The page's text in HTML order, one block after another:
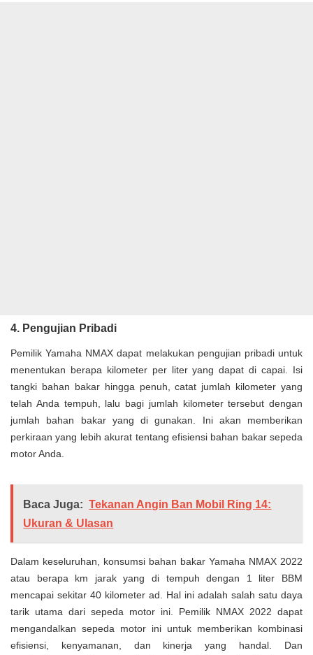
4. Pengujian Pribadi
Pemilik Yamaha NMAX dapat melakukan pengujian pribadi untuk
menentukan berapa kilometer per liter yang dapat di capai. Isi
tangki bahan bakar hingga penuh, catat jumlah kilometer yang
telah Anda tempuh, lalu bagi jumlah kilometer tersebut dengan
jumlah bahan bakar yang di gunakan. Ini akan memberikan
perkiraan yang lebih akurat tentang efisiensi bahan bakar sepeda
motor Anda.
Baca Juga: Tekanan Angin Ban Mobil Ring 14:
Ukuran & Ulasan
Dalam keseluruhan, konsumsi bahan bakar Yamaha NMAX 2022
atau berapa km jarak yang di tempuh dengan 1 liter BBM
mencapai sekitar 40 kilometer ad. Hal ini adalah salah satu daya
tarik utama dari sepeda motor ini. Pemilik NMAX 2022 dapat
mengandalkan sepeda motor ini untuk memberikan kombinasi
efisiensi, kenyamanan, dan kinerja yang handal. Dan